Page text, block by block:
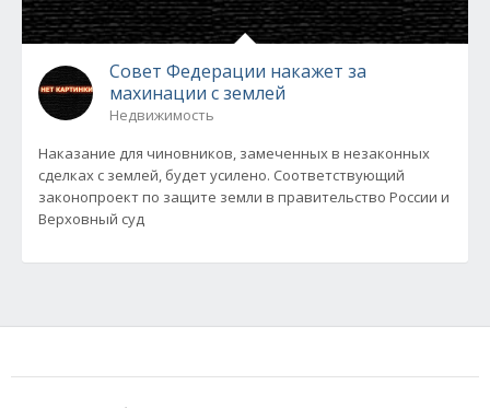
Совет Федерации накажет за
махинации с землей
Недвижимость
Наказание для чиновников, замеченных в незаконных
сделках с землей, будет усилено. Соответствующий
законопроект по защите земли в правительство России и
Верховный суд